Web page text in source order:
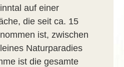
auf einer
die seit ca. 15
ist, zwischen
Naturparadies
ist die gesamte